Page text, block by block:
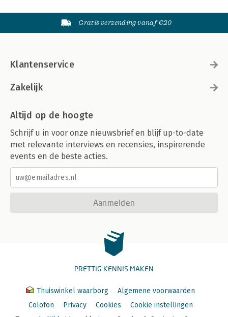
Gratis verzending vanaf €20
Klantenservice
Zakelijk
Altijd op de hoogte
Schrijf u in voor onze nieuwsbrief en blijf up-to-date
met relevante interviews en recensies, inspirerende
events en de beste acties.
Aanmelden
PRETTIG KENNIS MAKEN
Thuiswinkel waarborg
Algemene voorwaarden
Colofon
Privacy Cookies
Cookie instellingen